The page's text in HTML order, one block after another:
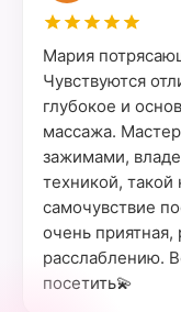
Мария
Чувствуются
глубокое и
массажа.
зажимами,
техникой,
самочувствие
очень
расслаблению.
посетить💫